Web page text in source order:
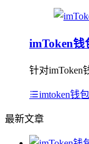
imToken钱
针对imToken
imtoken钱
最新文章